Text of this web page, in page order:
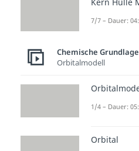
7/7 – Dauer:
Chemische
Orbitalmodell
1/4 – Dauer:
Orbital